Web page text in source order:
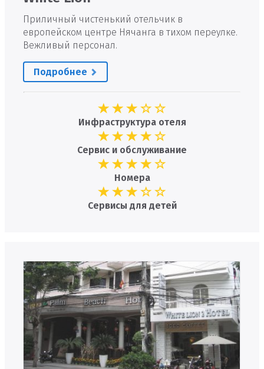
Приличный чистенький отельчик в
европейском центре Нячанга в тихом переулке.
Вежливый персонал.
Подробнее
Инфраструктура отеля
Сервис и обслуживание
Номера
Сервисы для детей